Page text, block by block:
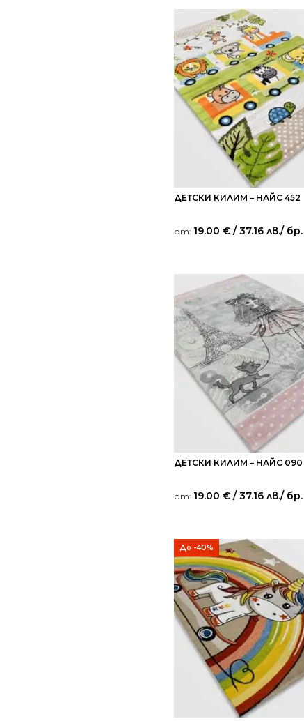
ДЕТСКИ КИЛИМ – НАЙС 452
от: 19.00 € / 37.16 лв./ бр.
ДЕТСКИ КИЛИМ – НАЙС 090
от: 19.00 € / 37.16 лв./ бр.
До -40%